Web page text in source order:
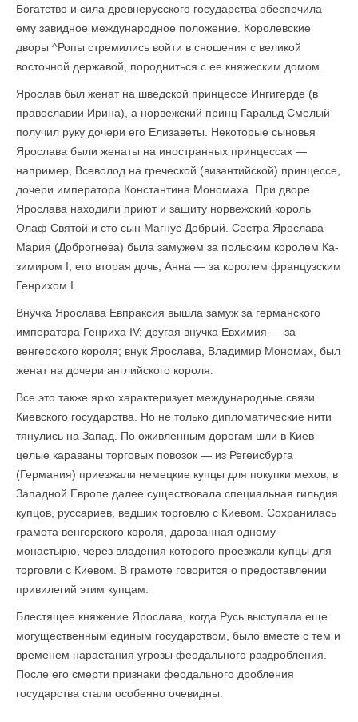
Богатство и сила древнерусского государства обеспечила
ему завидное международное положение. Королевские
дворы ^Ропы стремились войти в сношения с великой
восточной державой, породниться с ее княжеским домом.
Ярослав был женат на шведской принцессе Ингигерде (в
православии Ирина), а норвежский принц Гаральд Смелый
получил руку дочери его Елизаветы. Некоторые сыновья
Ярослава были женаты на иностранных принцессах —
например, Всеволод на греческой (византийской) принцессе,
дочери императора Константина Мономаха. При дворе
Ярослава находили приют и защиту норвежский король
Олаф Святой и сто сын Магнус Добрый. Сестра Ярослава
Мария (Доброгнева) была замужем за польским королем Ка­
зимиром I, его вторая дочь, Анна — за королем французским
Генрихом I.
Внучка Ярослава Евпраксия вышла замуж за германского
императора Генриха IV; другая внучка Евхимия — за
венгерского короля; внук Ярослава, Владимир Мономах, был
женат на дочери английского короля.
Все это также ярко характеризует международные связи
Киевского государства. Но не только дипломатические нити
тянулись на Запад. По оживленным дорогам шли в Киев
целые караваны торговых повозок — из Регеисбурга
(Германия) приезжали немецкие купцы для покупки мехов; в
Западной Европе далее существовала специальная гильдия
купцов, руссариев, ведших торговлю с Киевом. Сохранилась
грамота венгерского короля, дарованная одному
монастырю, через владения которого проезжали купцы для
торговли с Киевом. В грамоте говорится о предоставлении
привилегий этим купцам.
Блестящее княжение Ярослава, когда Русь выступала еще
могущественным единым государством, было вместе с тем и
временем нарастания угрозы феодального раздробления.
После его смерти признаки феодального дробления
государства стали особенно очевидны.